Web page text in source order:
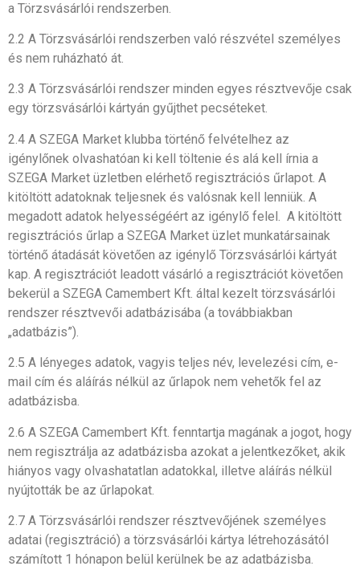
a Törzsvásárlói rendszerben.
2.2 A Törzsvásárlói rendszerben való részvétel személyes
és nem ruházható át.
2.3 A Törzsvásárlói rendszer minden egyes résztvevője csak
egy törzsvásárlói kártyán gyűjthet pecséteket.
2.4 A SZEGA Market klubba történő felvételhez az
igénylőnek olvashatóan ki kell töltenie és alá kell írnia a
SZEGA Market üzletben elérhető regisztrációs űrlapot. A
kitöltött adatoknak teljesnek és valósnak kell lenniük. A
megadott adatok helyességéért az igénylő felel. A kitöltött
regisztrációs űrlap a SZEGA Market üzlet munkatársainak
történő átadását követően az igénylő Törzsvásárlói kártyát
kap. A regisztrációt leadott vásárló a regisztrációt követően
bekerül a SZEGA Camembert Kft. által kezelt törzsvásárlói
rendszer résztvevői adatbázisába (a továbbiakban
„adatbázis”).
2.5 A lényeges adatok, vagyis teljes név, levelezési cím, e-
mail cím és aláírás nélkül az űrlapok nem vehetők fel az
adatbázisba.
2.6 A SZEGA Camembert Kft. fenntartja magának a jogot, hogy
nem regisztrálja az adatbázisba azokat a jelentkezőket, akik
hiányos vagy olvashatatlan adatokkal, illetve aláírás nélkül
nyújtották be az űrlapokat.
2.7 A Törzsvásárlói rendszer résztvevőjének személyes
adatai (regisztráció) a törzsvásárlói kártya létrehozásától
számított 1 hónapon belül kerülnek be az adatbázisba.